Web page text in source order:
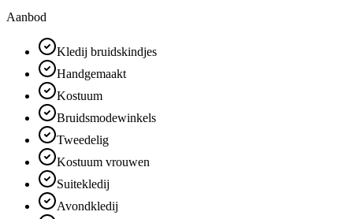
Aanbod
Kledij bruidskindjes
Handgemaakt
Kostuum
Bruidsmodewinkels
Tweedelig
Kostuum vrouwen
Suitekledij
Avondkledij